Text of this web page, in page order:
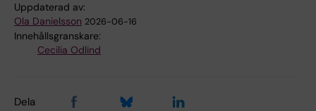
Uppdaterad av:
Ola Danielsson 2026-06-16
Innehållsgranskare:
Cecilia Odlind
Dela